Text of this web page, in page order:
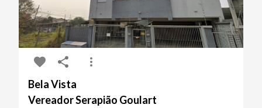
Bela Vista
Vereador Serapião Goulart